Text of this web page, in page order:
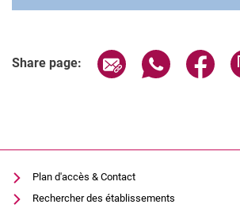
Share page: Share page via
Share
Plan d'accès & Contact
Rechercher des établissements